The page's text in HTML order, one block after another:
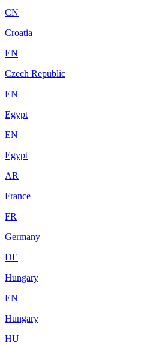
CN
Croatia
EN
Czech Republic
EN
Egypt
EN
Egypt
AR
France
FR
Germany
DE
Hungary
EN
Hungary
HU